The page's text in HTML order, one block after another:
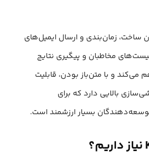
ساخت، زمان‌بندی و ارسال ایمیل‌های
مخاطبان و پیگیری نتایج
می‌کند و با متن‌باز بودن، قابلیت
بالایی دارد که برای
بسیار ارزشمند است.